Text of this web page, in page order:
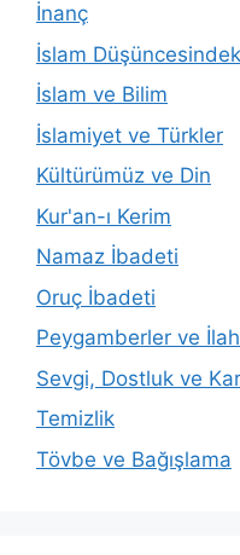
İnanç
İslam
İslam ve Bilim
İslamiyet ve Türkler
Kültürümüz ve Din
Kur'an-ı Kerim
Namaz İbadeti
Oruç İbadeti
Peygamberler ve
Sevgi, Dostluk ve
Temizlik
Tövbe ve Bağışlama